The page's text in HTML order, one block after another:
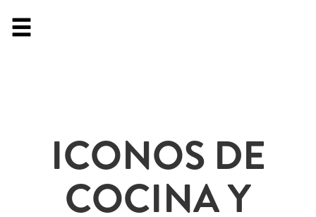
ICONOS DE
COCINA Y